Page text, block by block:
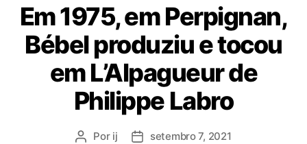
t
e
g
o
r
i
a
s
Em 1975, em Perpignan,
Bébel produziu e tocou
em L’Alpagueur de
Philippe Labro
A Por ij
D setembro 7, 2021